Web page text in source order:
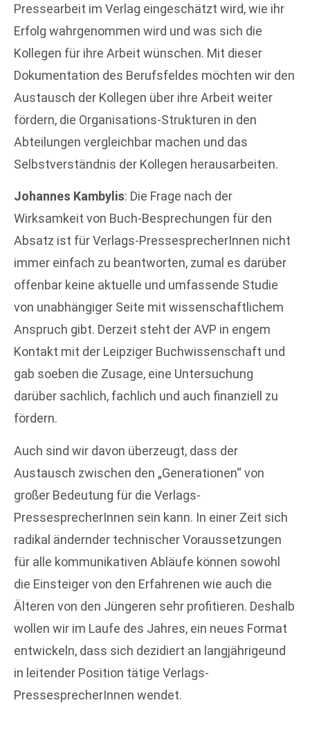
Pressearbeit im Verlag eingeschätzt wird, wie ihr
Erfolg wahrgenommen wird und was sich die
Kollegen für ihre Arbeit wünschen. Mit dieser
Dokumentation des Berufsfeldes möchten wir den
Austausch der Kollegen über ihre Arbeit weiter
fördern, die Organisations-Strukturen in den
Abteilungen vergleichbar machen und das
Selbstverständnis der Kollegen herausarbeiten.
Johannes Kambylis: Die Frage nach der
Wirksamkeit von Buch-Besprechungen für den
Absatz ist für Verlags-PressesprecherInnen nicht
immer einfach zu beantworten, zumal es darüber
offenbar keine aktuelle und umfassende Studie
von unabhängiger Seite mit wissenschaftlichem
Anspruch gibt. Derzeit steht der AVP in engem
Kontakt mit der Leipziger Buchwissenschaft und
gab soeben die Zusage, eine Untersuchung
darüber sachlich, fachlich und auch finanziell zu
fördern.
Auch sind wir davon überzeugt, dass der
Austausch zwischen den „Generationen“ von
großer Bedeutung für die Verlags-
PressesprecherInnen sein kann. In einer Zeit sich
radikal ändernder technischer Voraussetzungen
für alle kommunikativen Abläufe können sowohl
die Einsteiger von den Erfahrenen wie auch die
Älteren von den Jüngeren sehr profitieren. Deshalb
wollen wir im Laufe des Jahres, ein neues Format
entwickeln, dass sich dezidiert an langjährigeund
in leitender Position tätige Verlags-
PressesprecherInnen wendet.